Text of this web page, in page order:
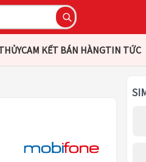
CAM KẾT BÁN HÀNGTIN TỨC